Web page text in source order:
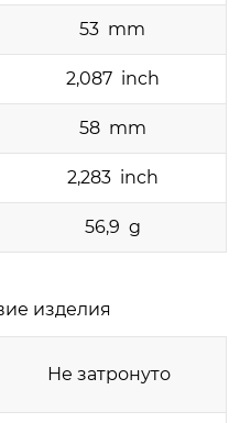
53 mm
2,087 inch
58 mm
2,283 inch
56,9 g
изделия
Не затронуто